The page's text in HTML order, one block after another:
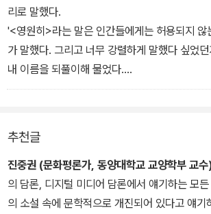
리로 말했다.
'<영원히>라는 말은 인간들에게는 허용되지 않
가 말했다. 그리고 너무 강렬하게 말했다 싶었
내 이름을 되풀이해 물었다.
'하비에르 오따롤라예요' 내가 말했다.
'나는 당신을 시구르트라고 부르겠어요'
그녀가 미소를 지으며 말했다.
'만일 내가 시구르트라면 - 내가 말했다 - 당신
7쪽
추천글
진중권 (문화평론가, 동양대학교 교양학부 교
의 담론, 디지털 미디어 담론에서 얘기하는 모
의 소설 속에 문학적으로 개진되어 있다고 얘기